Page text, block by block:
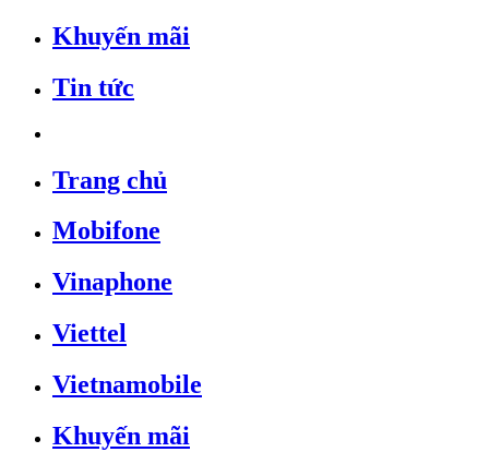
Khuyến mãi
Tin tức
Trang chủ
Mobifone
Vinaphone
Viettel
Vietnamobile
Khuyến mãi